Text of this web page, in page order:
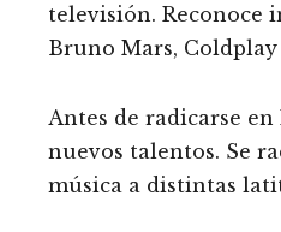
televisión. Reconoce
Bruno Mars, Coldplay
Antes de radicarse
nuevos talentos. Se
música a distintas